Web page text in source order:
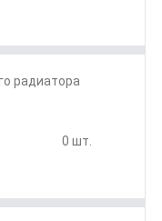
радиатора
0 шт.